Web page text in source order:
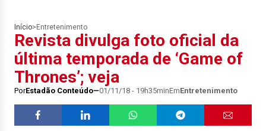
Início> Entretenimento
Revista divulga foto oficial da
última temporada de ‘Game of
Thrones’; veja
PorEstadão Conteúdo 01/11/18 - 19h35minEmEntretenimento